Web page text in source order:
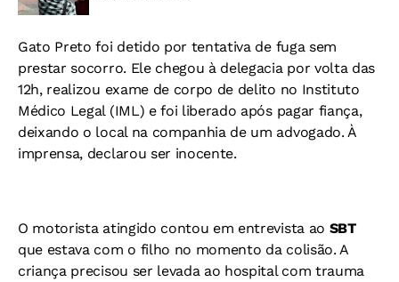
Gato Preto foi detido por tentativa de fuga sem
prestar socorro. Ele chegou à delegacia por volta das
12h, realizou exame de corpo de delito no Instituto
Médico Legal (IML) e foi liberado após pagar fiança,
deixando o local na companhia de um advogado. À
imprensa, declarou ser inocente.
O motorista atingido contou em entrevista ao SBT
que estava com o filho no momento da colisão. A
criança precisou ser levada ao hospital com trauma